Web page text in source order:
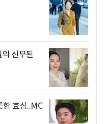
신부된
한 효심..MC